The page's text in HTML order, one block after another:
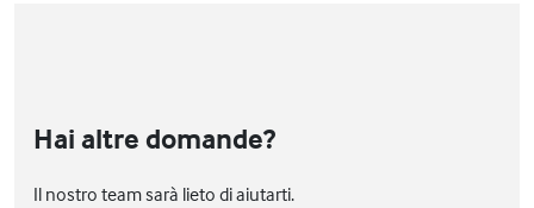
Hai altre domande?
Il nostro team sarà lieto di aiutarti.